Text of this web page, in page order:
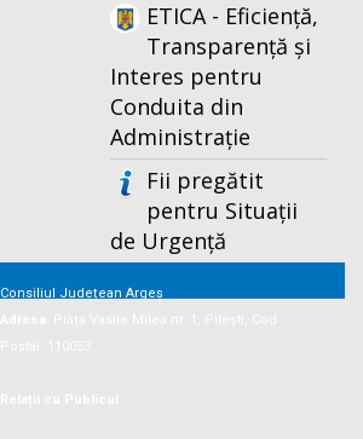
ETICA - Eficiență,
Transparență și
Interes pentru
Conduita din
Administrație
Fii pregătit
pentru Situații
de Urgență
Consiliul Județean Argeș